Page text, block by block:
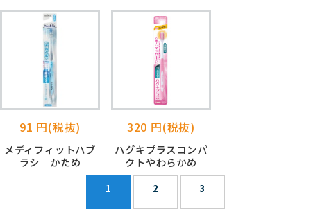
91 円(税抜)
メディフィットハブ
ラシ かため
320 円(税抜)
ハグキプラスコンパ
クトやわらかめ
1 2 3